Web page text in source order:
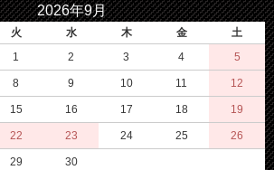
2026年9月
火 水 木 金
土
1
2 3 4 5
8 9 10 11 12
15 16 17 18 19
22 23 24 25 26
29 30